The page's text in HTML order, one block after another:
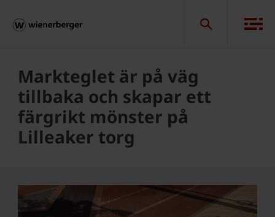
Markteglet är på väg
tillbaka och skapar ett
färgrikt mönster på
Lilleaker torg